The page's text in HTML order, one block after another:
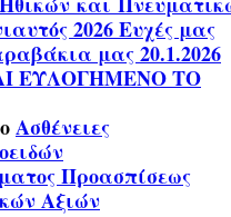
2026 Ευχές μας
μας 20.1.2026
ΕΥΛΟΓΗΜΕΝΟ ΤΟ
Ασθένειες
Προασπίσεως
Αξιών